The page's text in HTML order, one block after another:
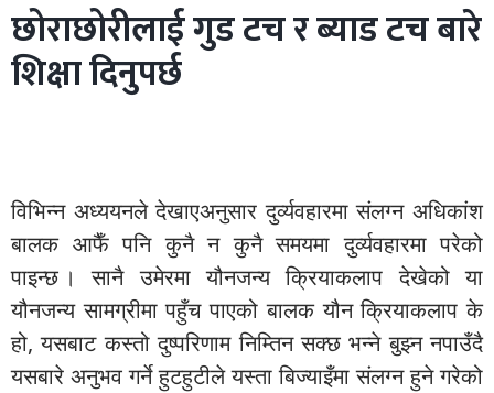
छोराछोरीलाई गुड टच र ब्याड टच बारे
शिक्षा दिनुपर्छ
विभिन्न अध्ययनले देखाएअनुसार दुर्व्यवहारमा संलग्न अधिकांश
बालक आफैँ पनि कुनै न कुनै समयमा दुर्व्यवहारमा परेको
पाइन्छ । सानै उमेरमा यौनजन्य क्रियाकलाप देखेको या
यौनजन्य सामग्रीमा पहुँच पाएको बालक यौन क्रियाकलाप के
हो, यसबाट कस्तो दुष्परिणाम निम्तिन सक्छ भन्ने बुझ्न नपाउँदै
यसबारे अनुभव गर्ने हुटहुटीले यस्ता बिज्याइँमा संलग्न हुने गरेको